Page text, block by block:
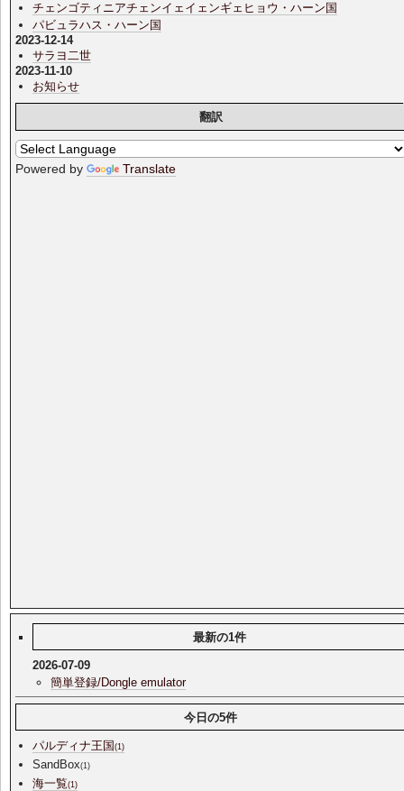
チェンゴティニアチェンイェイェンギェヒョウ・ハーン国
パビュラハス・ハーン国
2023-12-14
サラヨ二世
2023-11-10
お知らせ
翻訳
Powered by Translate
最新の1件
2026-07-09
簡単登録/Dongle emulator
今日の5件
パルディナ王国(1)
SandBox(1)
海一覧(1)